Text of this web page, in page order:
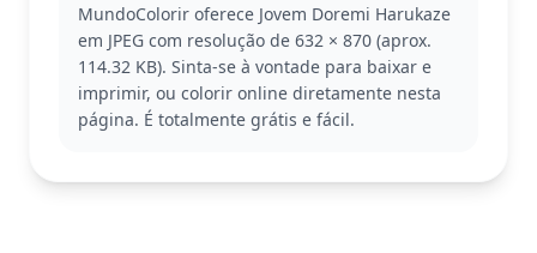
interessar por sua amiga Hazuki ou a animada Aiko.
Este desenho é fácil e ideal para crianças a partir
de 3 anos. Planeje gastar cerca de 15 a 30 minutos
para colorir. Use lápis de cor macios para os
MundoColorir oferece Jovem Doremi Harukaze
em JPEG com resolução de 632 × 870 (aprox.
114.32 KB). Sinta-se à vontade para baixar e
imprimir, ou colorir online diretamente nesta
página. É totalmente grátis e fácil.